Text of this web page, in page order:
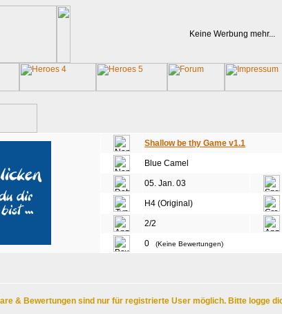
Keine Werbung mehr...
Shallow be thy Game v1.1
Blue Camel
05. Jan. 03
H4 (Original)
2/2
0 (Keine Bewertungen)
& Bewertungen sind nur für registrierte User möglich. Bitte logge